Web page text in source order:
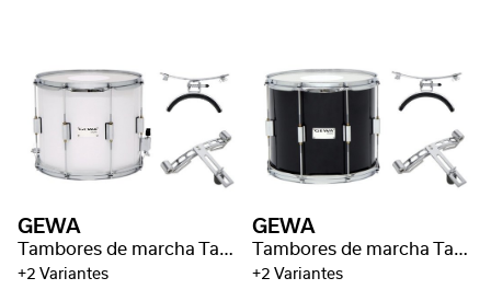
GEWA
Tambores de marcha Tambor de marcha
+2 Variantes
GEWA
Tambores de marcha Tambor tenor
+2 Variantes